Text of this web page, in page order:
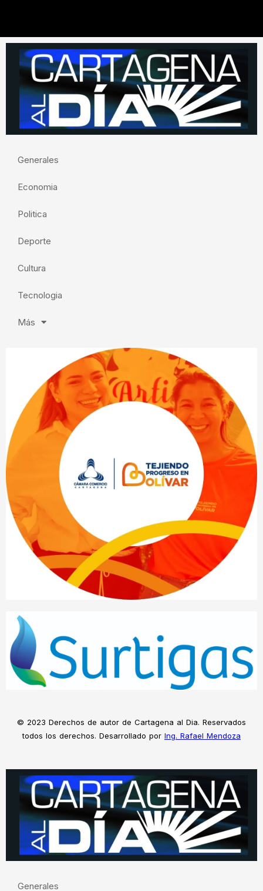
Generales
Economia
Politica
Deporte
Cultura
Tecnologia
Más
© 2023 Derechos de autor de Cartagena al Dia. Reservados
todos los derechos. Desarrollado por Ing. Rafael Mendoza
Generales